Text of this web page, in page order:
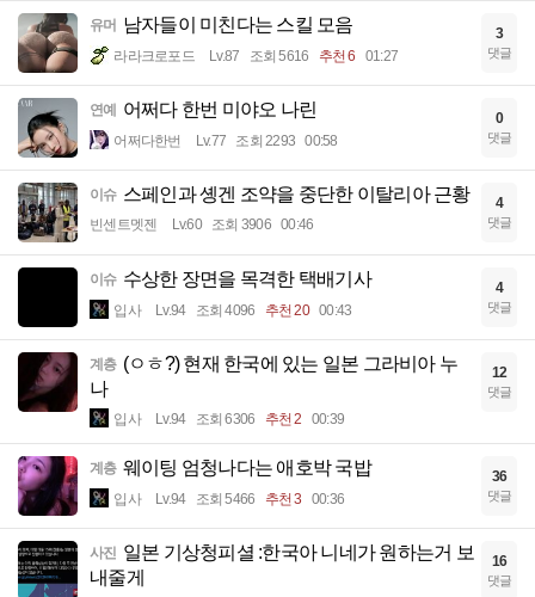
유머 남자들이 미친다는 스킬 모음
라라크로포드 Lv.87 조회 5616 추천 6 01:27
3
댓글
연예 어쩌다 한번 미야오 나린
어쩌다한번 Lv.77 조회 2293 00:58
0
댓글
이슈 스페인과 솅겐 조약을 중단한 이탈리아 근황
빈센트멧젠 Lv.60 조회 3906 00:46
4
댓글
이슈 수상한 장면을 목격한 택배기사
입사 Lv.94 조회 4096 추천 20 00:43
4
댓글
계층 (ㅇㅎ?) 현재 한국에 있는 일본 그라비아 누
나
입사 Lv.94 조회 6306 추천 2 00:39
12
댓글
계층 웨이팅 엄청나다는 애호박 국밥
입사 Lv.94 조회 5466 추천 3 00:36
36
댓글
사진 일본 기상청피셜 :한국아 니네가 원하는거 보
내줄게
16
댓글